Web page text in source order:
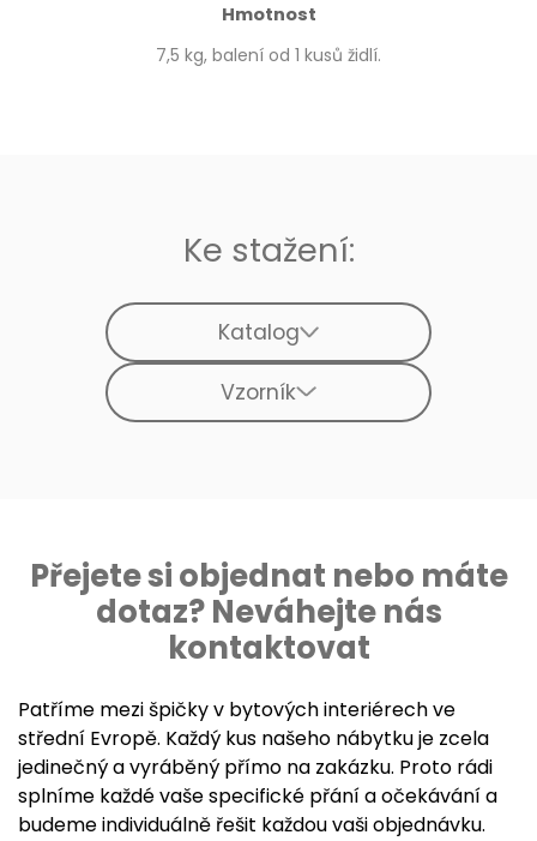
Hmotnost
7,5 kg, balení od 1 kusů židlí.
Ke stažení:
Katalog
Vzorník
Přejete si objednat nebo máte
dotaz? Neváhejte nás
kontaktovat
Patříme mezi špičky v bytových interiérech ve
střední Evropě. Každý kus našeho nábytku je zcela
jedinečný a vyráběný přímo na zakázku. Proto rádi
splníme každé vaše specifické přání a očekávání a
budeme individuálně řešit každou vaši objednávku.